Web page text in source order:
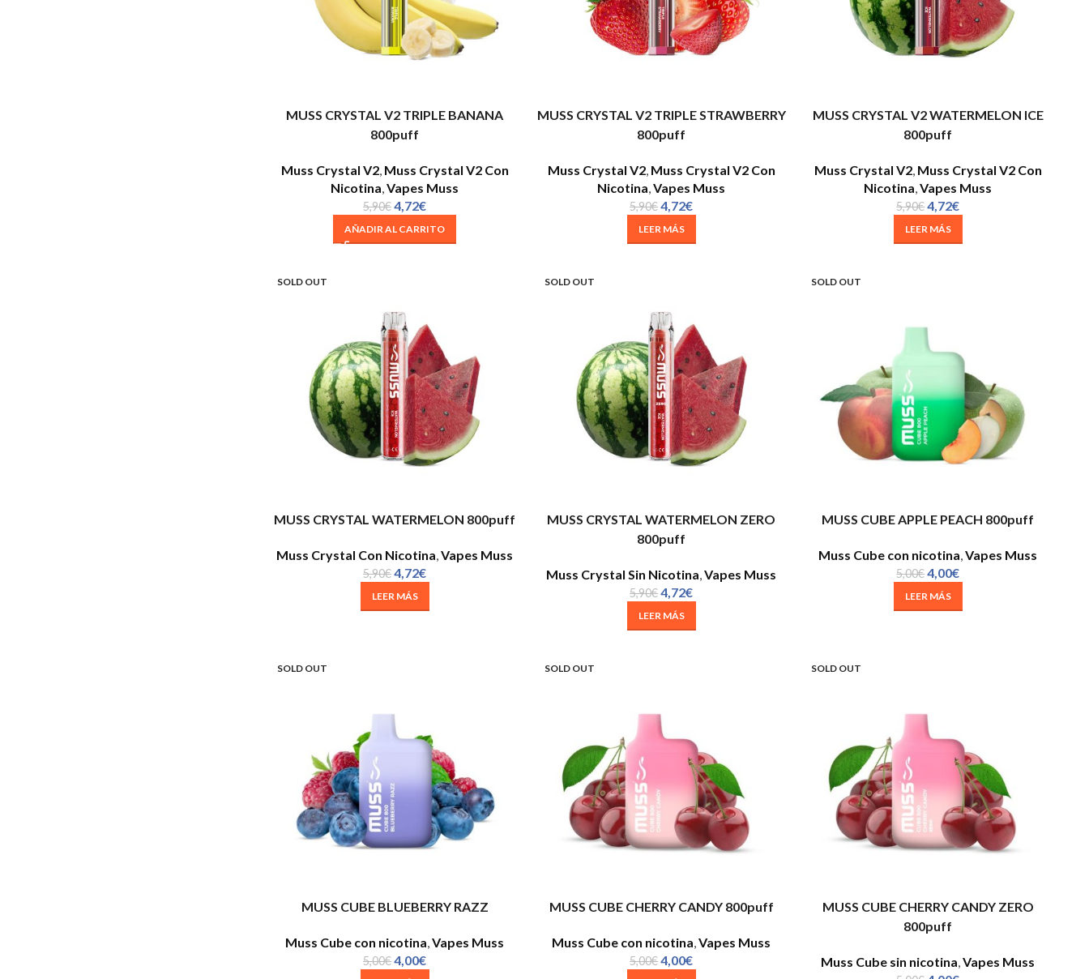
MUSS CRYSTAL V2 TRIPLE BANANA
800puff
Muss Crystal V2, Muss Crystal V2 Con
Nicotina,Vapes Muss
5,90€4,72€
AÑADIR AL CARRITO
MUSS CRYSTAL V2 TRIPLE STRAWBERRY
800puff
Muss Crystal V2, Muss Crystal V2 Con
Nicotina,Vapes Muss
5,90€4,72€
LEER MÁS
MUSS CRYSTAL V2 WATERMELON ICE
800puff
Muss Crystal V2, Muss Crystal V2 Con
Nicotina,Vapes Muss
5,90€4,72€
LEER MÁS
SOLD OUT
MUSS CRYSTAL WATERMELON 800puff
Muss Crystal Con Nicotina,Vapes Muss
5,90€4,72€
LEER MÁS
SOLD OUT
MUSS CRYSTAL WATERMELON ZERO
800puff
Muss Crystal Sin Nicotina,Vapes Muss
5,90€4,72€
LEER MÁS
SOLD OUT
MUSS CUBE APPLE PEACH 800puff
Muss Cube con nicotina,Vapes Muss
5,00€4,00€
LEER MÁS
SOLD OUT
MUSS CUBE BLUEBERRY RAZZ
Muss Cube con nicotina ,Vapes Muss
5,00€4,00€
SOLD OUT
MUSS CUBE CHERRY CANDY 800puff
Muss Cube con nicotina ,Vapes Muss
5,00€4,00€
SOLD OUT
MUSS CUBE CHERRY CANDY ZERO
800puff
Muss Cube sin nicotina ,Vapes Muss